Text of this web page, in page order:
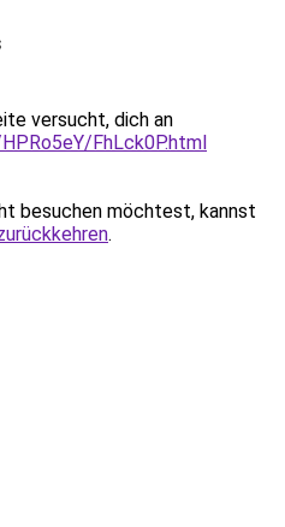
versucht, dich an
FhLck0P.html
besuchen möchtest, kannst
.